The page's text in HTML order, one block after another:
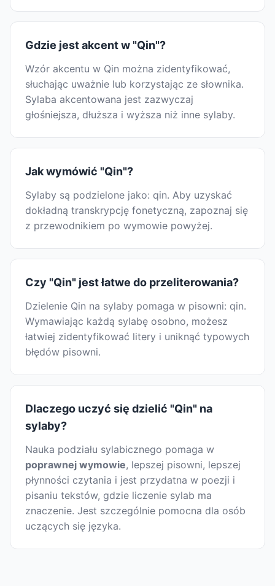
Gdzie jest akcent w "Qin"?
Wzór akcentu w Qin można zidentyfikować,
słuchając uważnie lub korzystając ze słownika.
Sylaba akcentowana jest zazwyczaj
głośniejsza, dłuższa i wyższa niż inne sylaby.
Jak wymówić "Qin"?
Sylaby są podzielone jako: qin. Aby uzyskać
dokładną transkrypcję fonetyczną, zapoznaj się
z przewodnikiem po wymowie powyżej.
Czy "Qin" jest łatwe do przeliterowania?
Dzielenie Qin na sylaby pomaga w pisowni: qin.
Wymawiając każdą sylabę osobno, możesz
łatwiej zidentyfikować litery i uniknąć typowych
błędów pisowni.
Dlaczego uczyć się dzielić "Qin" na
sylaby?
Nauka podziału sylabicznego pomaga w
poprawnej wymowie, lepszej pisowni, lepszej
płynności czytania i jest przydatna w poezji i
pisaniu tekstów, gdzie liczenie sylab ma
znaczenie. Jest szczególnie pomocna dla osób
uczących się języka.